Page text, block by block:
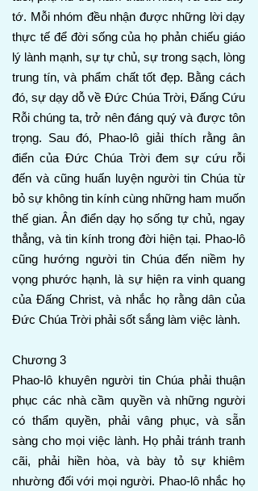
tớ. Mỗi nhóm đều nhận được những lời dạy
thực tế để đời sống của họ phản chiếu giáo
lý lành mạnh, sự tự chủ, sự trong sạch, lòng
trung tín, và phẩm chất tốt đẹp. Bằng cách
đó, sự dạy dỗ về Đức Chúa Trời, Đấng Cứu
Rỗi chúng ta, trở nên đáng quý và được tôn
trọng. Sau đó, Phao-lô giải thích rằng ân
điển của Đức Chúa Trời đem sự cứu rỗi
đến và cũng huấn luyện người tin Chúa từ
bỏ sự không tin kính cùng những ham muốn
thế gian. Ân điển dạy họ sống tự chủ, ngay
thẳng, và tin kính trong đời hiện tại. Phao-lô
cũng hướng người tin Chúa đến niềm hy
vọng phước hạnh, là sự hiện ra vinh quang
của Đấng Christ, và nhắc họ rằng dân của
Đức Chúa Trời phải sốt sắng làm việc lành.
Chương 3
Phao-lô khuyên người tin Chúa phải thuận
phục các nhà cầm quyền và những người
có thẩm quyền, phải vâng phục, và sẵn
sàng cho mọi việc lành. Họ phải tránh tranh
cãi, phải hiền hòa, và bày tỏ sự khiêm
nhường đối với mọi người. Phao-lô nhắc họ